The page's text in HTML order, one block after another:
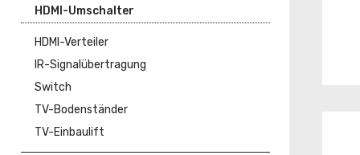
HDMI-Umschalter
HDMI-Verteiler
IR-Signalübertragung
Switch
TV-Bodenständer
TV-Einbaulift